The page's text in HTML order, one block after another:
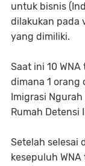
untuk bisnis
dilakukan pada
yang dimiliki.
Saat ini 10
dimana 1
Imigrasi
Rumah Detensi
Setelah selesai
kesepuluh